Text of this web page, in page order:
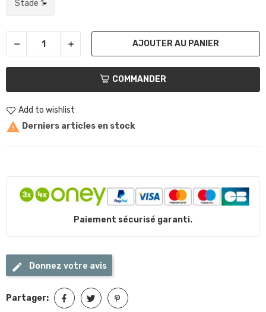
AJOUTER AU PANIER
COMMANDER
Add to wishlist
 Derniers articles en stock
Paiement sécurisé garanti.
Donnez votre avis
Partager: